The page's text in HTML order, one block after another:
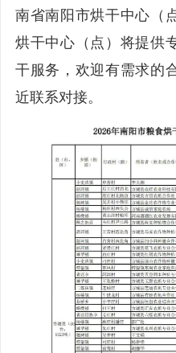
南省南阳市烘干中心（
烘干中心（点）将提供
干服务，欢迎有需求的
近联系对接。